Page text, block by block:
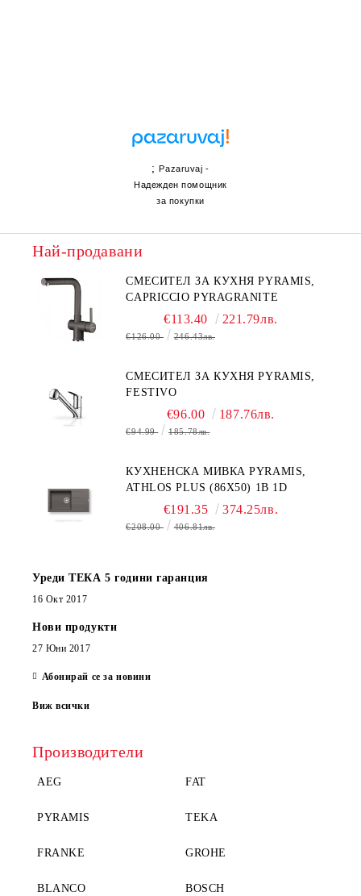
;Pazaruvaj -
Надежден помощник
за покупки
Най-продавани
СМЕСИТЕЛ ЗА КУХНЯ PYRAMIS,
CAPRICCIO PYRAGRANITE
€113.40 221.79лв.
€126.00 246.43лв.
СМЕСИТЕЛ ЗА КУХНЯ PYRAMIS,
FESTIVO
€96.00 187.76лв.
€94.99 185.78лв.
КУХНЕНСКА МИВКА PYRAMIS,
ATHLOS PLUS (86X50) 1B 1D
€191.35 374.25лв.
€208.00 406.81лв.
Уреди ТЕКА 5 години гаранция
16 Окт 2017
Нови продукти
27 Юни 2017
Абонирай се за новини
Виж всички
Производители
AEG FAT
PYRAMIS TEKA
FRANKE GROHE
BLANCO BOSCH